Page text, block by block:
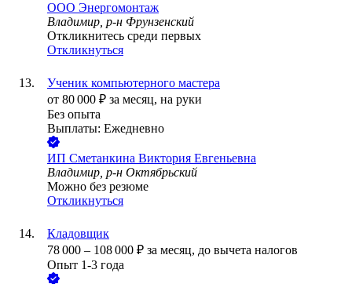
ООО Энергомонтаж
Владимир, р-н Фрунзенский
Откликнитесь среди первых
Откликнуться
Ученик компьютерного мастера
от 80 000 ₽ за месяц, на руки
Без опыта
Выплаты: Ежедневно
ИП Сметанкина Виктория Евгеньевна
Владимир, р-н Октябрьский
Можно без резюме
Откликнуться
Кладовщик
78 000 – 108 000 ₽ за месяц, до вычета налогов
Опыт 1-3 года